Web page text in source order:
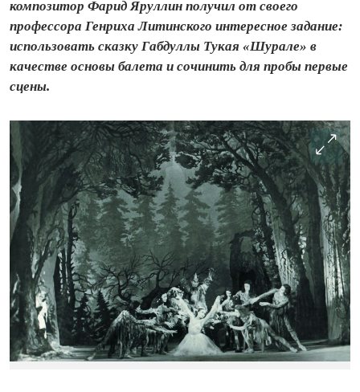
композитор Фарид Яруллин получил от своего
профессора Генриха Литинского интересное задание:
использовать сказку Габдуллы Тукая «Шурале» в
качестве основы балета и сочинить для пробы первые
сцены.